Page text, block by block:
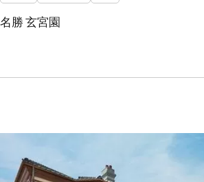
名勝 玄宮園